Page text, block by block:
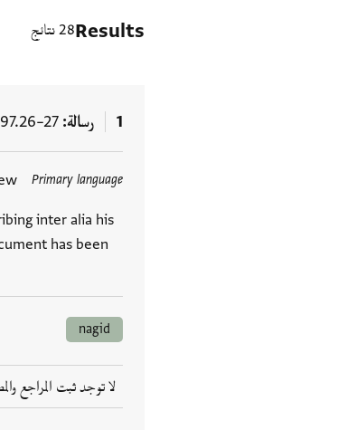
Results28 نتائج
1 رسالة
Primary language
inter alia his
has been
العلامات
nagid
لا توجد ثبت المراجع